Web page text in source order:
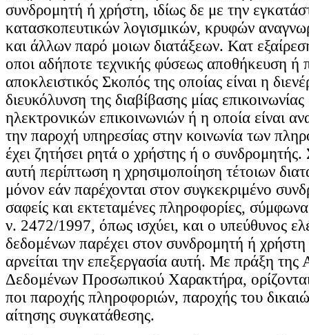
συνδρομητή ή χρήστη, ιδίως δε με την
κατασκοπευτικών λογισμικών, κρυφών
και άλλων παρό μοιων διατάξεων. Κατ
οποι αδήποτε τεχνικής φύσεως αποθήκευση ή
αποκλειστικός Σκοπός της οποίας είναι η
διευκόλυνση της διαβίβασης μίας
ηλεκτρονικών επικοινωνιών ή η οποία είναι
την παροχή υπηρεσίας στην κοινωνία των
έχει ζητήσει ρητά ο χρήστης ή ο συνδρομητής.
αυτή περίπτωση η χρησιμοποίηση τέτοιων
μόνον εάν παρέχονται στον συγκεκριμένο
σαφείς και εκτεταμένες πληροφορίες,
ν. 2472/1997, όπως ισχύει, και ο υπεύθυνος
δεδομένων παρέχει στον συνδρομητή ή
αρνείται την επεξεργασία αυτή. Με πράξη
Δεδομένων Προσωπικού Χαρακτήρα, ορίζονται
ποι παροχής πληροφοριών, παροχής του
αίτησης συγκατάθεσης.